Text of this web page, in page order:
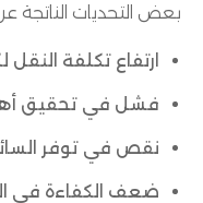
بعض التحديات الناتجة
ارتفاع تكلفة
فشل في تحقيق
نقص في توفر
ضعف الكفاءة في